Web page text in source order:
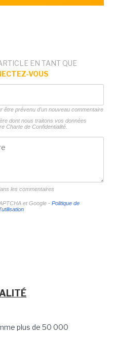
EN TANT QUE
VOUS
être prévenu d'un nouveau commentaire
dont nous traitons vos données
Charte de Confidentialité.
les commentaires
et Google - Politique de
plus de 50 000